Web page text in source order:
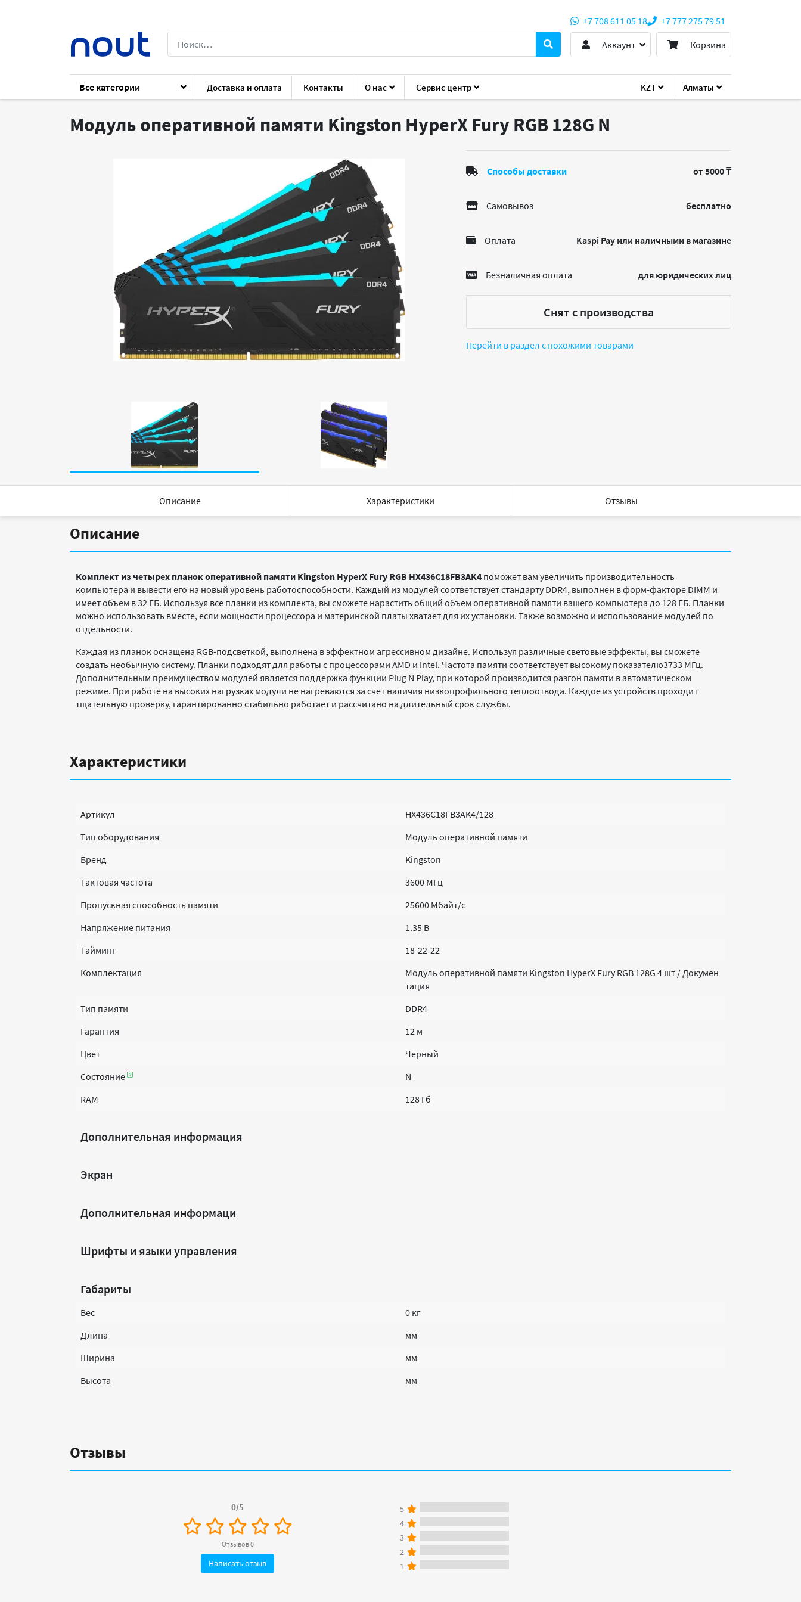
KZT Алматы
+7 708 611 05 18
+7 777 275 79 51
Аккаунт
Корзина
Все категории Доставка и оплата Контакты О нас Сервис центр
Каталог Комплектующие Комплектующие для ПК Модули ОЗУ Kingston HyperX Fury RGB 128G
Модуль оперативной памяти Kingston HyperX Fury RGB 128G N
Способы доставки от 5000 ₸
Самовывоз бесплатно
Оплата Kaspi Pay или наличными в магазине
Безналичная оплата для юридических лиц
Снят с производства
Перейти в раздел с похожими товарами
Описание Характеристики Отзывы
Описание
Комплект из четырех планок оперативной памяти Kingston HyperX Fury RGB HX436C18FB3AK4 поможет вам увеличить производительность
компьютера и вывести его на новый уровень работоспособности. Каждый из модулей соответствует стандарту DDR4, выполнен в форм-факторе DIMM и
имеет объем в 32 ГБ. Используя все планки из комплекта, вы сможете нарастить общий объем оперативной памяти вашего компьютера до 128 ГБ. Планки
можно использовать вместе, если мощности процессора и материнской платы хватает для их установки. Также возможно и использование модулей по
отдельности.
Каждая из планок оснащена RGB-подсветкой, выполнена в эффектном агрессивном дизайне. Используя различные световые эффекты, вы сможете
создать необычную систему. Планки подходят для работы с процессорами AMD и Intel. Частота памяти соответствует высокому показателю3733 МГц.
Дополнительным преимуществом модулей является поддержка функции Plug N Play, при которой производится разгон памяти в автоматическом
режиме. При работе на высоких нагрузках модули не нагреваются за счет наличия низкопрофильного теплоотвода. Каждое из устройств проходит
тщательную проверку, гарантированно стабильно работает и рассчитано на длительный срок службы.
Характеристики
Артикул
HX436C18FB3AK4/128
Тип оборудования
Модуль оперативной памяти
Бренд
Kingston
Тактовая частота
3600 MГц
Пропускная способность памяти
25600 Мбайт/с
Напряжение питания
1.35 В
Тайминг
18-22-22
Комплектация
Модуль оперативной памяти Kingston HyperX Fury RGB 128G 4 шт / Докумен
тация
Тип памяти
DDR4
Гарантия
12 м
Цвет
Черный
Состояние
N
RAM
128 Гб
Дополнительная информация
Экран
Дополнительная информаци
Шрифты и языки управления
Габариты
Вес
0 кг
Длина
мм
Ширина
мм
Высота
мм
Отзывы
0/5
Отзывов 0
Написать отзыв
5
4
3
2
1